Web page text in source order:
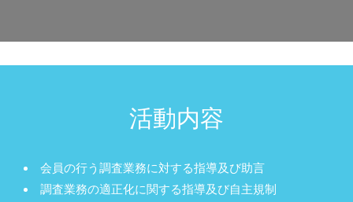
活動内容
会員の行う調査業務に対する指導及び助言
調査業務の適正化に関する指導及び自主規制